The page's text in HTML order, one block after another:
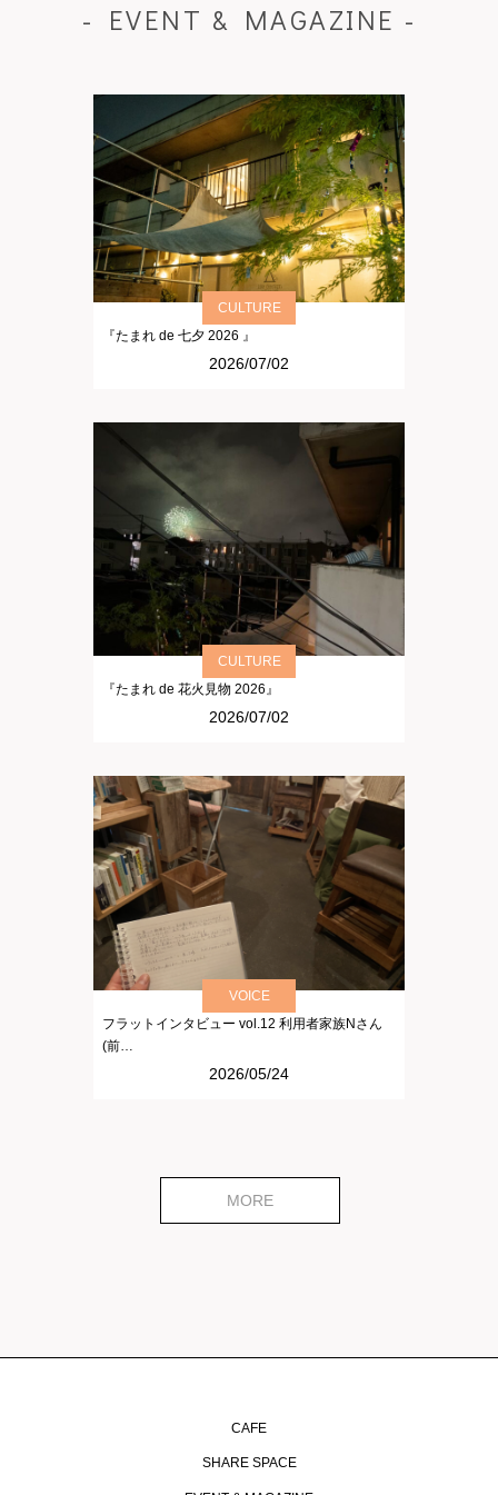
- EVENT & MAGAZINE -
CULTURE
『たまれ de 七夕 2026 』
2026/07/02
CULTURE
『たまれ de 花火見物 2026』
2026/07/02
VOICE
フラットインタビュー vol.12 利用者家族Nさん
(前…
2026/05/24
MORE
CAFE
SHARE SPACE